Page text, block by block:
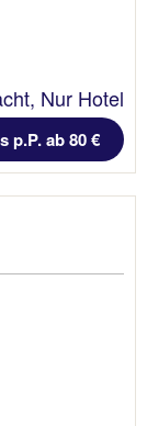
Nur Hotel
p.P. ab 80 €